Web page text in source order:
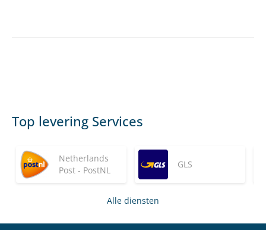
Top levering Services
Netherlands
Post - PostNL
GLS
Alle diensten